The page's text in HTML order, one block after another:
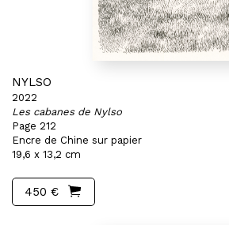
NYLSO
2022
Les cabanes de Nylso
Page 212
Encre de Chine sur papier
19,6 x 13,2 cm
450 €